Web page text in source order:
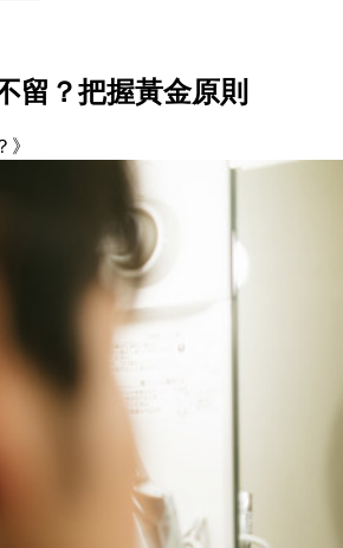
留？把握黃金原則
》